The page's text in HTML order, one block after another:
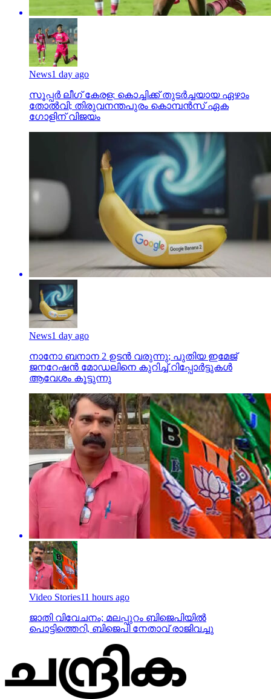
News1 day ago
സൂപ്പര്‍ ലീഗ് കേരള: കൊച്ചിക്ക് തുടര്‍ച്ചയായ ഏഴാം
തോല്‍വി; തിരുവനന്തപുരം കൊമ്പന്‍സ് ഏക
ഗോളിന് വിജയം
News1 day ago
നാനോ ബനാന 2 ഉടന്‍ വരുന്നു; പുതിയ ഇമേജ്
ജനറേഷന്‍ മോഡലിനെ കുറിച്ച് റിപ്പോര്‍ട്ടുകള്‍
ആവേശം കൂട്ടുന്നു
Video Stories11 hours ago
ജാതി വിവേചനം; മലപ്പുറം ബിജെപിയില്‍
പൊട്ടിത്തെറി, ബിജെപി നേതാവ് രാജിവച്ചു